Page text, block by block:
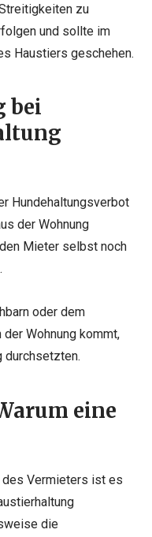
zu
und sollte im
Haustiers geschehen.
bei
Hundehaltungsverbot
der Wohnung
Mieter selbst noch
oder dem
Wohnung kommt,
durchsetzten.
eine
des Vermieters ist es
die